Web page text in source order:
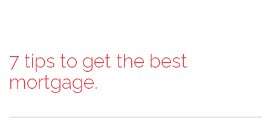
7 tips to get the best
mortgage.